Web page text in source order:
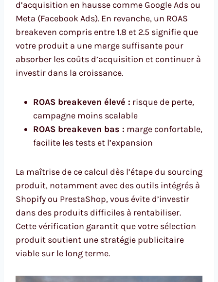
d’acquisition en hausse comme Google Ads ou
Meta (Facebook Ads). En revanche, un ROAS
breakeven compris entre 1.8 et 2.5 signifie que
votre produit a une marge suffisante pour
absorber les coûts d’acquisition et continuer à
investir dans la croissance.
ROAS breakeven élevé : risque de perte,
campagne moins scalable
ROAS breakeven bas : marge confortable,
facilite les tests et l’expansion
La maîtrise de ce calcul dès l’étape du sourcing
produit, notamment avec des outils intégrés à
Shopify ou PrestaShop, vous évite d’investir
dans des produits difficiles à rentabiliser.
Cette vérification garantit que votre sélection
produit soutient une stratégie publicitaire
viable sur le long terme.